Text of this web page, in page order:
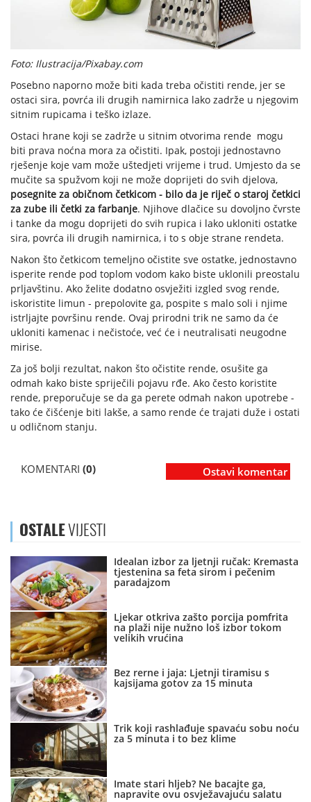
Foto: Ilustracija/Pixabay.com
Posebno naporno može biti kada treba očistiti rende, jer se
ostaci sira, povrća ili drugih namirnica lako zadrže u njegovim
sitnim rupicama i teško izlaze.
Ostaci hrane koji se zadrže u sitnim otvorima rende mogu
biti prava noćna mora za očistiti. Ipak, postoji jednostavno
rješenje koje vam može uštedjeti vrijeme i trud. Umjesto da se
mučite sa spužvom koji ne može doprijeti do svih djelova,
posegnite za običnom četkicom - bilo da je riječ o staroj četkici
za zube ili četki za farbanje. Njihove dlačice su dovoljno čvrste
i tanke da mogu doprijeti do svih rupica i lako ukloniti ostatke
sira, povrća ili drugih namirnica, i to s obje strane rendeta.
Nakon što četkicom temeljno očistite sve ostatke, jednostavno
isperite rende pod toplom vodom kako biste uklonili preostalu
prljavštinu. Ako želite dodatno osvježiti izgled svog rende,
iskoristite limun - prepolovite ga, pospite s malo soli i njime
istrljajte površinu rende. Ovaj prirodni trik ne samo da će
ukloniti kamenac i nečistoće, već će i neutralisati neugodne
mirise.
Za još bolji rezultat, nakon što očistite rende, osušite ga
odmah kako biste spriječili pojavu rđe. Ako često koristite
rende, preporučuje se da ga perete odmah nakon upotrebe -
tako će čišćenje biti lakše, a samo rende će trajati duže i ostati
u odličnom stanju.
KOMENTARI (0) Ostavi komentar
OSTALEVIJESTI
Idealan izbor za ljetnji ručak: Kremasta
tjestenina sa feta sirom i pečenim
paradajzom
Ljekar otkriva zašto porcija pomfrita
na plaži nije nužno loš izbor tokom
velikih vrućina
Bez rerne i jaja: Ljetnji tiramisu s
kajsijama gotov za 15 minuta
Trik koji rashlađuje spavaću sobu noću
za 5 minuta i to bez klime
Imate stari hljeb? Ne bacajte ga,
napravite ovu osvježavajuću salatu